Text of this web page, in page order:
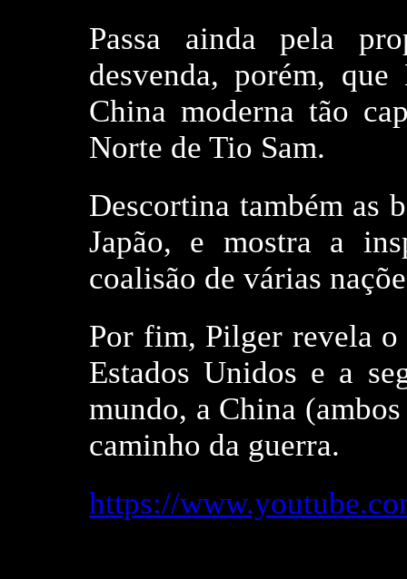
Passa ainda pela
desvenda, porém,
China moderna tão
Norte de Tio Sam.
Descortina também as
Japão, e mostra a
coalisão de várias
Por fim, Pilger revela
Estados Unidos e a
mundo, a China
caminho da guerra.
https://